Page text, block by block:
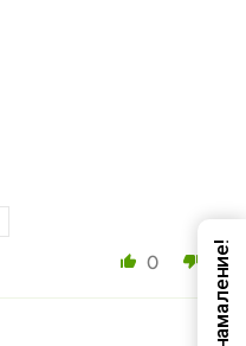
0 0